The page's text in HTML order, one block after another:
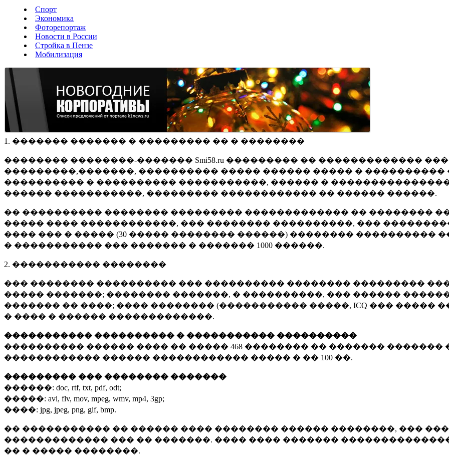
Спорт
Экономика
Фоторепортаж
Новости в России
Стройка в Пензе
Мобилизация
1. ������� ������� � ��������� �� � ��������
�������� ��������-������� Smi58.ru ��������� �� �������������
���������,�������, ���������� ����� ������ ����� � ����������
���������� � ���������� �����������, ������ �
������ �����������, ��������� ������������ �� ������ ������.
�� ���������� �������� ��������� ������������� �� ��������
����� ���� ������������, ��� �������� ����������, ���
���� ��� � ����� (30 ����� �������� ������) �������� ����������
� ����������� ��� ������� � ������� 1000 ������.
2. ����������� ��������
��� �������� ���������� ��� ���������� �������� ���������
����� �������; �������� �������, � ����������, ��� ������
������� �� ����; ���� �������� (����������� �����, ICQ ��� �����
� ���� � ������ �������������.
����������� ���������� � ����������� ����������
���������� ������ ���� �� ����� 468 �������� �� ������� �������
������������ ������ ������������ ����� � �� 100 ��.
��������� ��� �������� �������
������: doc, rtf, txt, pdf, odt;
�����: avi, flv, mov, mpeg, wmv, mp4, 3gp;
����: jpg, jpeg, png, gif, bmp.
�� ����������� �� ������ ���� �������� ������ ��������, ���
������������� ��� �� �������. ���� ���� �������
�� � ����� ��������.